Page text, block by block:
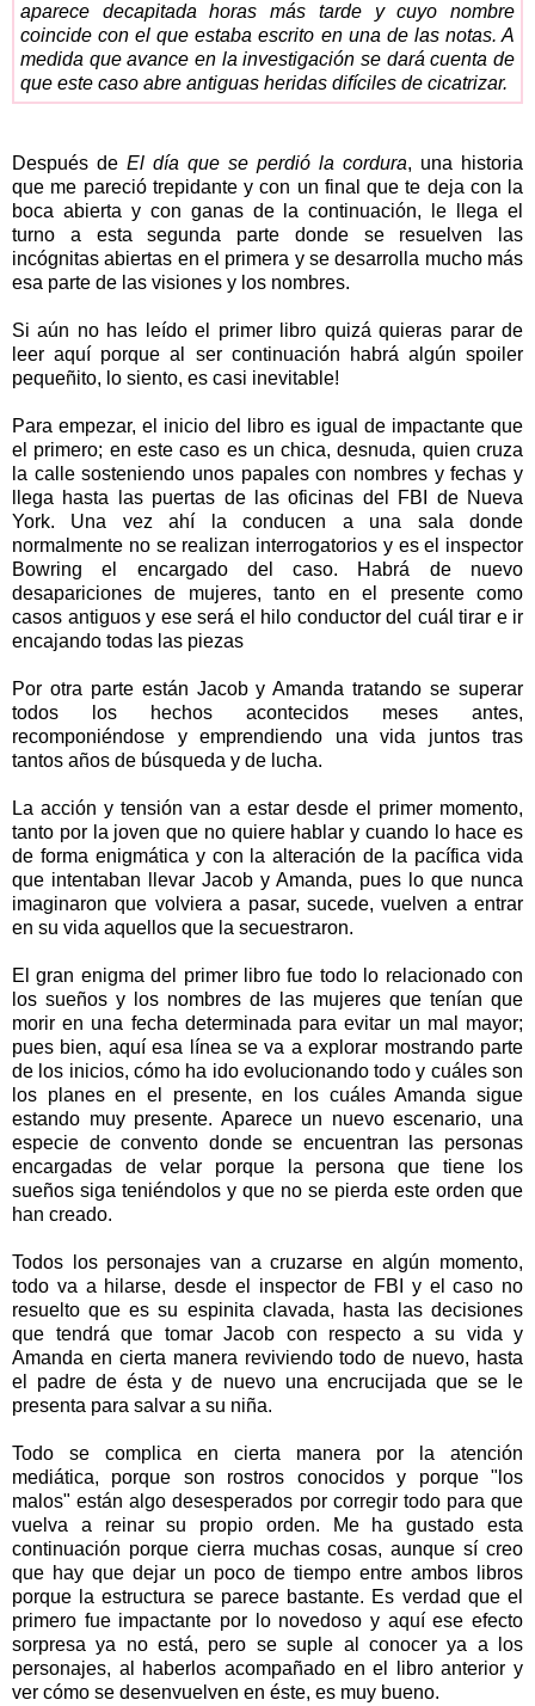
aparece decapitada horas más tarde y cuyo nombre
coincide con el que estaba escrito en una de las notas. A
medida que avance en la investigación se dará cuenta de
que este caso abre antiguas heridas difíciles de cicatrizar.
Después de El día que se perdió la cordura, una historia
que me pareció trepidante y con un final que te deja con la
boca abierta y con ganas de la continuación, le llega el
turno a esta segunda parte donde se resuelven las
incógnitas abiertas en el primera y se desarrolla mucho más
esa parte de las visiones y los nombres.
Si aún no has leído el primer libro quizá quieras parar de
leer aquí porque al ser continuación habrá algún spoiler
pequeñito, lo siento, es casi inevitable!
Para empezar, el inicio del libro es igual de impactante que
el primero; en este caso es un chica, desnuda, quien cruza
la calle sosteniendo unos papales con nombres y fechas y
llega hasta las puertas de las oficinas del FBI de Nueva
York. Una vez ahí la conducen a una sala donde
normalmente no se realizan interrogatorios y es el inspector
Bowring el encargado del caso. Habrá de nuevo
desapariciones de mujeres, tanto en el presente como
casos antiguos y ese será el hilo conductor del cuál tirar e ir
encajando todas las piezas
Por otra parte están Jacob y Amanda tratando se superar
todos los hechos acontecidos meses antes,
recomponiéndose y emprendiendo una vida juntos tras
tantos años de búsqueda y de lucha.
La acción y tensión van a estar desde el primer momento,
tanto por la joven que no quiere hablar y cuando lo hace es
de forma enigmática y con la alteración de la pacífica vida
que intentaban llevar Jacob y Amanda, pues lo que nunca
imaginaron que volviera a pasar, sucede, vuelven a entrar
en su vida aquellos que la secuestraron.
El gran enigma del primer libro fue todo lo relacionado con
los sueños y los nombres de las mujeres que tenían que
morir en una fecha determinada para evitar un mal mayor;
pues bien, aquí esa línea se va a explorar mostrando parte
de los inicios, cómo ha ido evolucionando todo y cuáles son
los planes en el presente, en los cuáles Amanda sigue
estando muy presente. Aparece un nuevo escenario, una
especie de convento donde se encuentran las personas
encargadas de velar porque la persona que tiene los
sueños siga teniéndolos y que no se pierda este orden que
han creado.
Todos los personajes van a cruzarse en algún momento,
todo va a hilarse, desde el inspector de FBI y el caso no
resuelto que es su espinita clavada, hasta las decisiones
que tendrá que tomar Jacob con respecto a su vida y
Amanda en cierta manera reviviendo todo de nuevo, hasta
el padre de ésta y de nuevo una encrucijada que se le
presenta para salvar a su niña.
Todo se complica en cierta manera por la atención
mediática, porque son rostros conocidos y porque "los
malos" están algo desesperados por corregir todo para que
vuelva a reinar su propio orden. Me ha gustado esta
continuación porque cierra muchas cosas, aunque sí creo
que hay que dejar un poco de tiempo entre ambos libros
porque la estructura se parece bastante. Es verdad que el
primero fue impactante por lo novedoso y aquí ese efecto
sorpresa ya no está, pero se suple al conocer ya a los
personajes, al haberlos acompañado en el libro anterior y
ver cómo se desenvuelven en éste, es muy bueno.